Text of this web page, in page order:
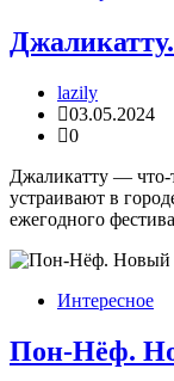
lazily
03.05.2024
0
Джаликатту — что-
устраивают в
ежегодного
Интересное
Пон-Нёф.